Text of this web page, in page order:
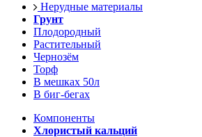
Нерудные материалы
Грунт
Плодородный
Растительный
Чернозём
Торф
В мешках 50л
В биг-бегах
Компоненты
Хлористый кальций